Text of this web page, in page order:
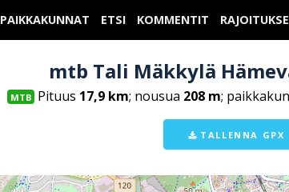
PAIKKAKUNNAT ETSI KOMMENTIT
mtb Tali Mäkkylä
MTB Pituus 17,9 km; nousua 208 m;
TALLENNA GPX